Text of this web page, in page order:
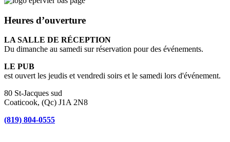
Heures d’ouverture
LA SALLE DE RÉCEPTION
Du dimanche au samedi sur réservation pour des événements.
LE PUB
est ouvert les jeudis et vendredi soirs et le samedi lors d'événement.
80 St-Jacques sud
Coaticook, (Qc) J1A 2N8
(819) 804-0555